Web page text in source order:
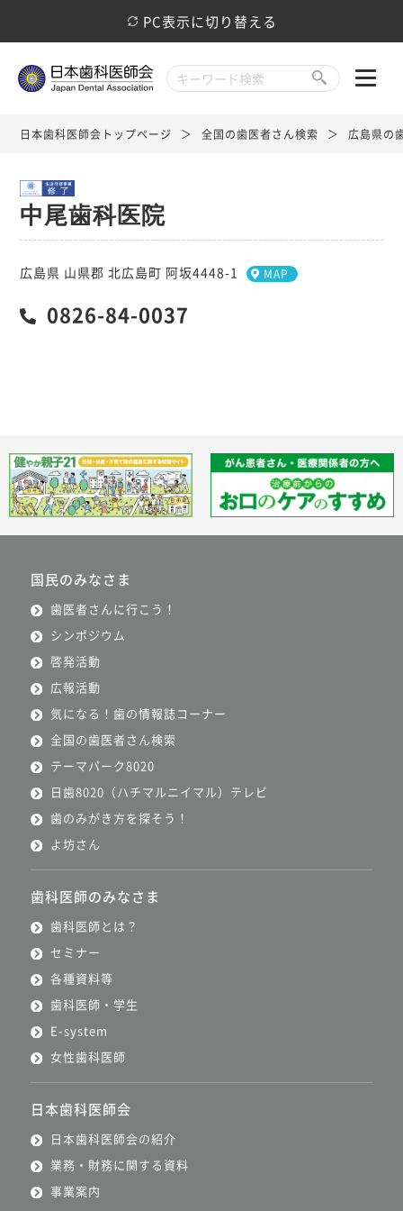
PC表示に切り替える
日本歯科医師会トップページ 全国の歯医者さん検索 広島県の
中尾歯科医院
広島県 山県郡 北広島町 阿坂4448-1 MAP
0826-84-0037
国民のみなさま
歯医者さんに行こう！
シンポジウム
啓発活動
広報活動
気になる！歯の情報誌コーナー
全国の歯医者さん検索
テーマパーク8020
日歯8020（ハチマルニイマル）テレビ
歯のみがき方を探そう！
よ坊さん
歯科医師のみなさま
歯科医師とは？
セミナー
各種資料等
歯科医師・学生
E-system
女性歯科医師
日本歯科医師会
日本歯科医師会の紹介
業務・財務に関する資料
事業案内